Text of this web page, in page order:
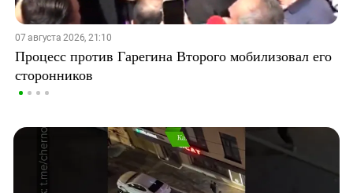
07 августа 2026, 21:10
Процесс против Гарегина Второго мобилизовал его
сторонников